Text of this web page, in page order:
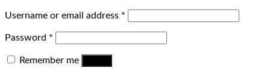
Username or email address *
Password *
Remember me